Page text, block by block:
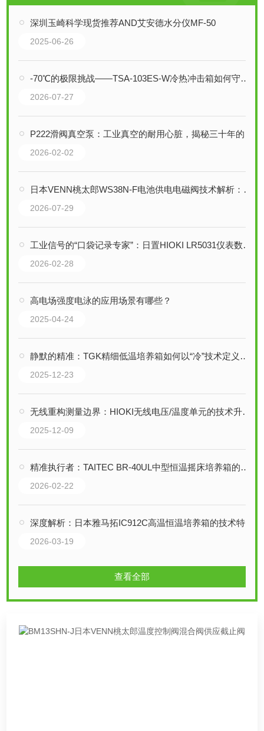
深圳玉崎科学现货推荐AND艾安德水分仪MF-50
2025-06-26
-70℃的极限挑战——TSA-103ES-W冷热冲击箱如何守护电子元器件可靠性
2026-07-27
P222滑阀真空泵：工业真空的耐用心脏，揭秘三十年的设计奥秘
2026-02-02
日本VENN桃太郎WS38N-F电池供电电磁阀技术解析：无线控制与自保持技术
2026-07-29
工业信号的“口袋记录专家”：日置HIOKI LR5031仪表数据采集仪技术解析
2026-02-28
高电场强度电泳的应用场景有哪些？
2025-04-24
静默的精准：TGK精细低温培养箱如何以“冷”技术定义精密实验的基准
2025-12-23
无线重构测量边界：HIOKI无线电压/温度单元的技术升维与场景革命
2025-12-09
精准执行者：TAITEC BR-40UL中型恒温摇床培养箱的智能温控与节能技术解析
2026-02-22
深度解析：日本雅马拓IC912C高温恒温培养箱的技术特性与应用
2026-03-19
查看全部